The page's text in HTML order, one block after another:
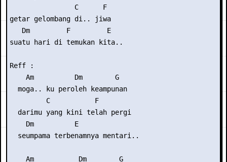
                C      F
getar gelombang di.. jiwa
   Dm         F         E
suatu hari di temukan kita..
Reff :
    Am          Dm        G
  moga.. ku peroleh keampunan
         C           F
  darimu yang kini telah pergi
    Dm          E
  seumpama terbenamnya mentari..
    Am           Dm        G